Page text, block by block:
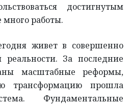
достигнутым
много работы.
живет в совершенно
реальности. За последние
масштабные реформы,
трансформацию прошла
Фундаментальные